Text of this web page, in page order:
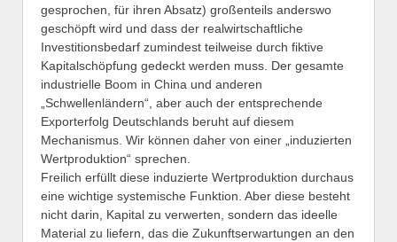
gesprochen, für ihren Absatz) großenteils anderswo
geschöpft wird und dass der realwirtschaftliche
Investitionsbedarf zumindest teilweise durch fiktive
Kapitalschöpfung gedeckt werden muss. Der gesamte
industrielle Boom in China und anderen
„Schwellenländern“, aber auch der entsprechende
Exporterfolg Deutschlands beruht auf diesem
Mechanismus. Wir können daher von einer „induzierten
Wertproduktion“ sprechen.
Freilich erfüllt diese induzierte Wertproduktion durchaus
eine wichtige systemische Funktion. Aber diese besteht
nicht darin, Kapital zu verwerten, sondern das ideelle
Material zu liefern, das die Zukunftserwartungen an den